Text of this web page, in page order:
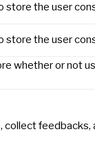
store the user
store the user
whether or not